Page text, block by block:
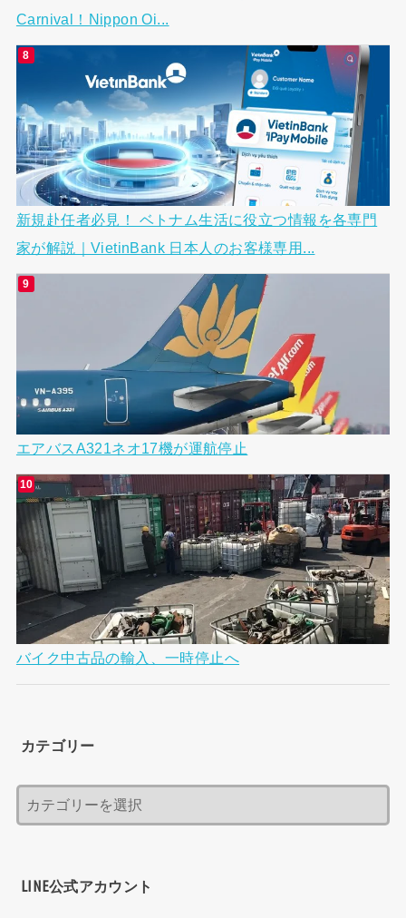
Carnival！Nippon Oi...
新規赴任者必見！ ベトナム生活に役立つ情報を各専門
家が解説｜VietinBank 日本人のお客様専用...
エアバスA321ネオ17機が運航停止
バイク中古品の輸入、一時停止へ
カテゴリー
LINE公式アカウント